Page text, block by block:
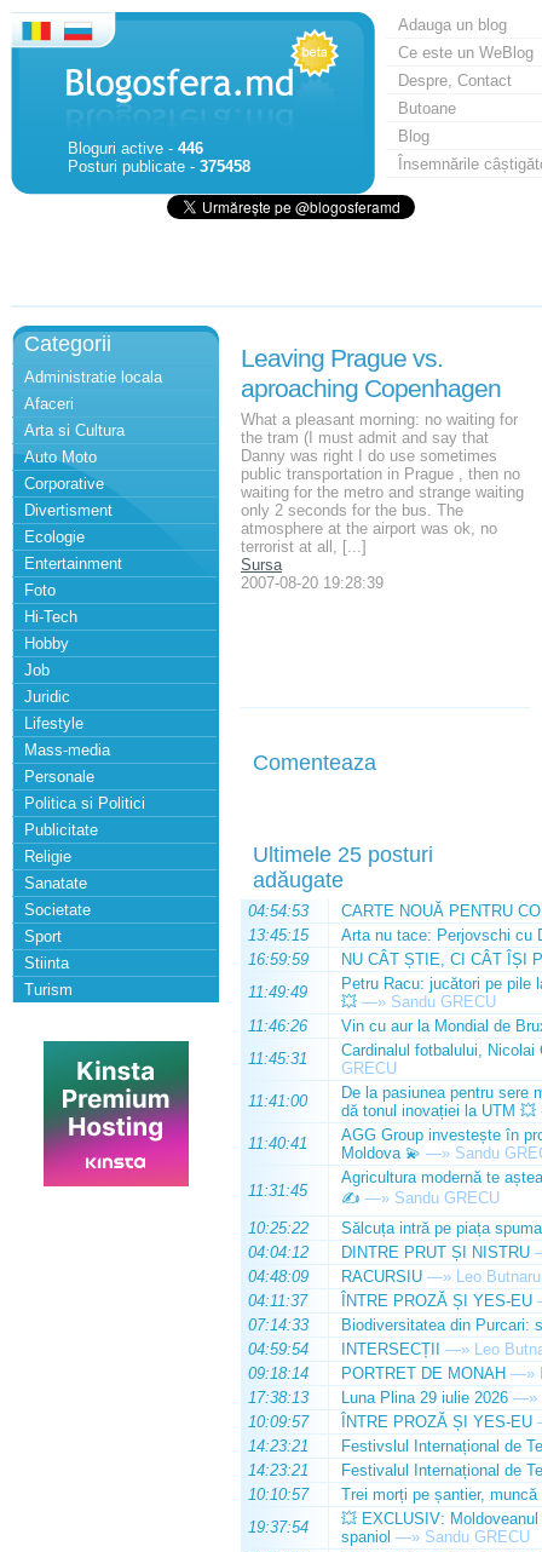
Bloguri active - 446
Posturi publicate - 375458
Adauga un blog
Ce este un WeBlog
Despre, Contact
Butoane
Blog
Însemnările
Categorii
Administratie locala
Afaceri
Arta si Cultura
Auto Moto
Corporative
Divertisment
Ecologie
Entertainment
Foto
Hi-Tech
Hobby
Job
Juridic
Lifestyle
Mass-media
Personale
Politica si Politici
Publicitate
Religie
Sanatate
Societate
Sport
Stiinta
Turism
Leaving Prague vs.
aproaching Copenhagen
What a pleasant morning: no waiting for
the tram (I must admit and say that
Danny was right I do use sometimes
public transportation in Prague , then no
waiting for the metro and strange waiting
only 2 seconds for the bus. The
atmosphere at the airport was ok, no
terrorist at all, [...]
Sursa
2007-08-20 19:28:39
Comenteaza
Ultimele 25 posturi
adăugate
04:54:53
CARTE NOUĂ PENTRU
13:45:15
Arta nu tace: Perjovschi cu
16:59:59
NU CÂT ȘTIE, CI CÂT ÎȘI
11:49:49
Petru Racu: jucători pe pile
💥 —» Sandu GRECU
11:46:26
Vin cu aur la Mondial de
11:45:31
Cardinalul fotbalului,
GRECU
11:41:00
De la pasiunea pentru sere
dă tonul inovației la UTM 💥
11:40:41
AGG Group investește în
Moldova 💫 —» Sandu
11:31:45
Agricultura modernă te
✍️ —» Sandu GRECU
10:25:22
Sălcuța intră pe piața
04:04:12
DINTRE PRUT ȘI NISTRU
04:48:09
RACURSIU —» Leo Butnaru
04:11:37
ÎNTRE PROZĂ ȘI YES-EU
07:14:33
Biodiversitatea din Purcari:
04:59:54
INTERSECȚII —» Leo
09:18:14
PORTRET DE MONAH —»
17:38:13
Luna Plina 29 iulie 2026 —»
10:09:57
ÎNTRE PROZĂ ȘI YES-EU
14:23:21
Festivslul Internațional de
14:23:21
Festivalul Internațional de
10:10:57
Trei morți pe șantier, muncă
19:37:54
💥 EXCLUSIV:
spaniol —» Sandu GRECU